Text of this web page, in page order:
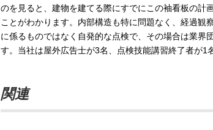
のを見ると、建物を建てる際にすでにこの袖看板の計
ことがわかります。内部構造も特に問題なく、経過
に係るものではなく自発的な点検で、その場合は業界
す。当社は屋外広告士が3名、点検技能講習終了者が1
関連